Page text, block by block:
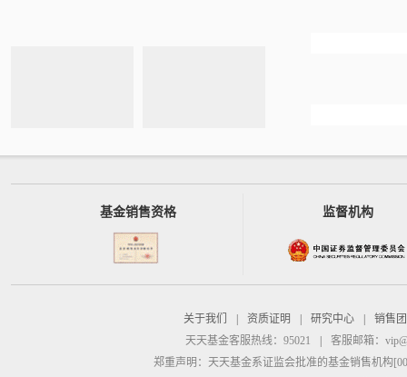
基金销售资格 监督机构
关于我们 资质证明 研究中心
销售
天天基金客服热线：95021
客服邮箱：
郑重声明： 天天基金系证监会批准的基金销售机构